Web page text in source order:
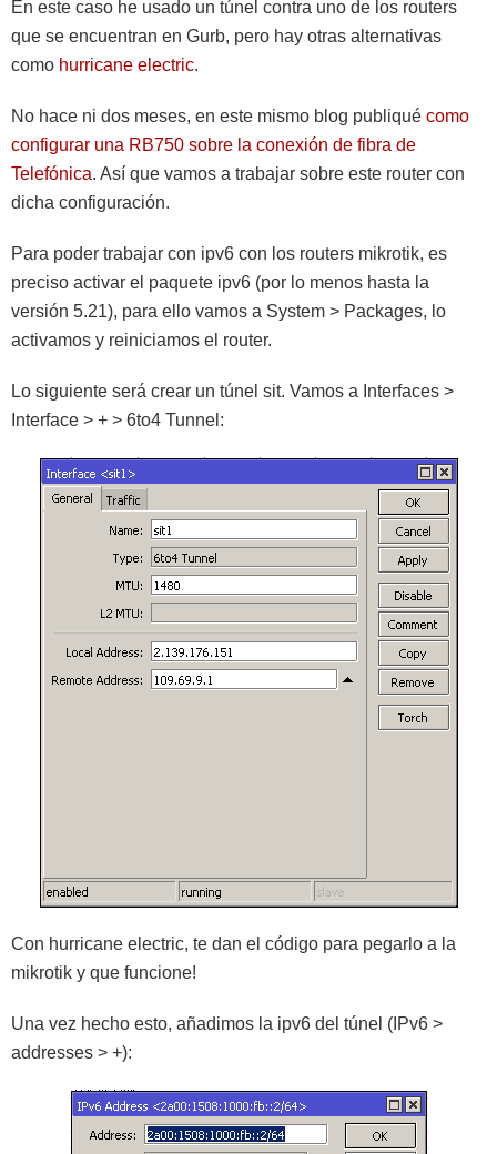
En este caso he usado un túnel contra uno de los routers
que se encuentran en Gurb, pero hay otras alternativas
como hurricane electric.
No hace ni dos meses, en este mismo blog publiqué como
configurar una RB750 sobre la conexión de fibra de
Telefónica. Así que vamos a trabajar sobre este router con
dicha configuración.
Para poder trabajar con ipv6 con los routers mikrotik, es
preciso activar el paquete ipv6 (por lo menos hasta la
versión 5.21), para ello vamos a System > Packages, lo
activamos y reiniciamos el router.
Lo siguiente será crear un túnel sit. Vamos a Interfaces >
Interface > + > 6to4 Tunnel:
Con hurricane electric, te dan el código para pegarlo a la
mikrotik y que funcione!
Una vez hecho esto, añadimos la ipv6 del túnel (IPv6 >
addresses > +):